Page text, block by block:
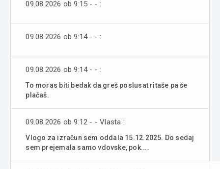
09.08.2026 ob 9:15 - - :
09.08.2026 ob 9:14 - - :
09.08.2026 ob 9:14 - - :
To moras biti bedak da greš poslusat ritaše pa še
plačaš.
09.08.2026 ob 9:12 - - Vlasta :
Vlogo za izračun sem oddala 15.12.2025. Do sedaj
sem prejemala samo vdovske, pok....